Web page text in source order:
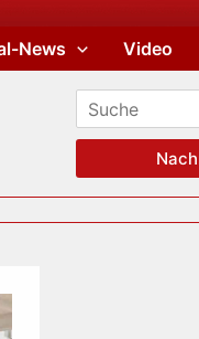
News Video